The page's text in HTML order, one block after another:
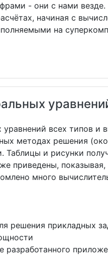
- они с нами везде.
начиная с
на
всех типов и
методах решения
Таблицы и рисунки
приведены, показывая,
много
решения прикладных
разработанного